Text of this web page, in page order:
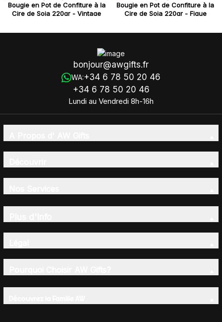
Bougie en Pot de Confiture à la
Cire de Soja 220gr - Vintage
Bougie en Pot de Confiture à la
Cire de Soja 220gr - Figue
bonjour@awgifts.fr
WA:+34 6 78 50 20 46
+34 6 78 50 20 46
Lundi au Vendredi 8h-16h